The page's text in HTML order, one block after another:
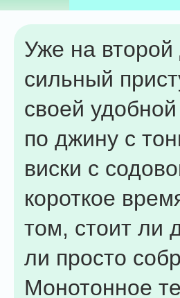
Уже на
сильный
своей
по джину с
виски с
короткое
том, стоит ли
ли просто
Монотонное